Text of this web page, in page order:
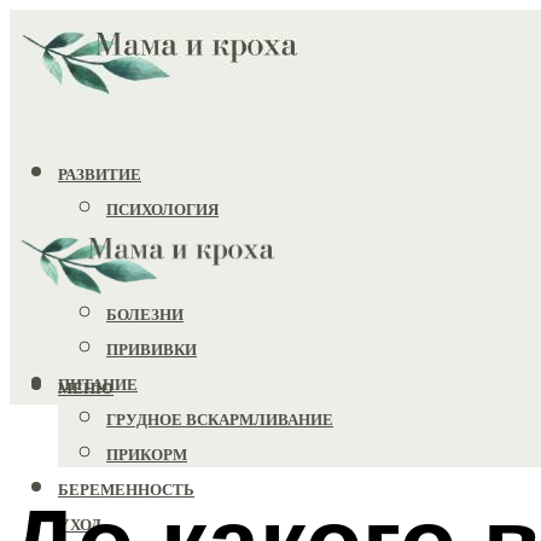
РАЗВИТИЕ
ПСИХОЛОГИЯ
ИГРУШКИ
ЗДОРОВЬЕ
БОЛЕЗНИ
ПРИВИВКИ
ПИТАНИЕ
ГРУДНОЕ ВСКАРМЛИВАНИЕ
ПРИКОРМ
БЕРЕМЕННОСТЬ
УХОД
МЕНЮ